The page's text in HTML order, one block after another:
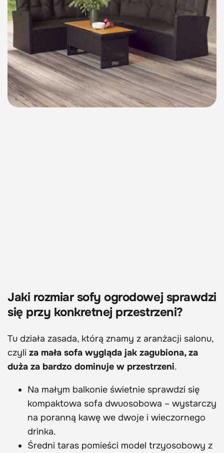
Jaki rozmiar sofy ogrodowej sprawdzi
się przy konkretnej przestrzeni?
Tu działa zasada, którą znamy z aranżacji salonu,
czyli za mała sofa wygląda jak zagubiona, za
duża za bardzo dominuje w przestrzeni.
Na małym balkonie świetnie sprawdzi się
kompaktowa sofa dwuosobowa – wystarczy
na poranną kawę we dwoje i wieczornego
drinka.
Średni taras pomieści model trzyosobowy z